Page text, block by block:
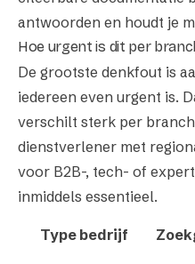
antwoorden en houdt je
Hoe urgent is dit per
De grootste denkfout is
iedereen even urgent is.
verschilt sterk per
dienstverlener met
voor B2B-, tech- of
inmiddels essentieel.
Type bedrijf